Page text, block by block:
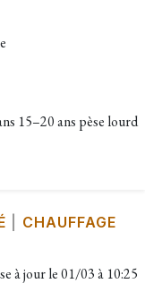
15–20 ans pèse lourd
CHAUFFAGE
à jour le01/03 à 10:25